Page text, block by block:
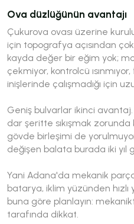
Ova düzlüğünün avantajı
Çukurova ovası üzerine
için topografya açısından
kayda değer bir eğim yok;
çekmiyor, kontrolcü
inişlerinde çalışmadığı için
Geniş bulvarlar ikinci
dar şeritte sıkışmak zorunda
gövde birleşimi de
değişen balata burada iki yıl
Yani Adana'da mekanik
batarya, iklim yüzünden hızlı
buna göre planlayın:
tarafında dikkat.